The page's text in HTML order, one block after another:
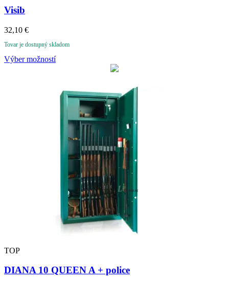
Visib
32,10 €
Tovar je dostupný skladom
Výber možností
TOP
DIANA 10 QUEEN A + police